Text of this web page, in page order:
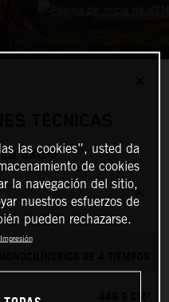
EXC-F
las cookies”, usted da
de cookies
la navegación del sitio,
nuestros esfuerzos de
pueden rechazarse.
Impresión